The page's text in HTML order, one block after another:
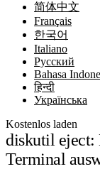
简体中文
Français
한국어
Italiano
Русский
Bahasa
हिन्दी
Українська
Kostenlos laden
diskutil eject:
Terminal